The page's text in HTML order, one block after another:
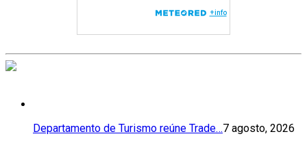
Departamento de Turismo reúne Trade…7 agosto, 2026